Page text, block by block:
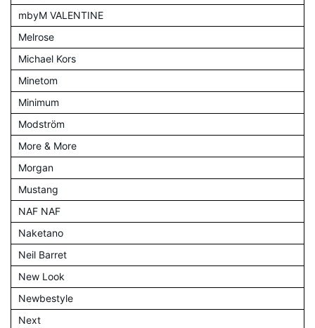
mbyM VALENTINE
Melrose
Michael Kors
Minetom
Minimum
Modström
More & More
Morgan
Mustang
NAF NAF
Naketano
Neil Barret
New Look
Newbestyle
Next